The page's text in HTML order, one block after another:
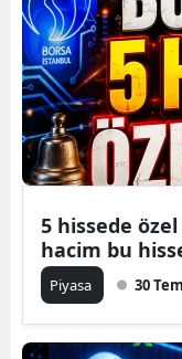
5 hissede
hacim bu
Piyasa 30